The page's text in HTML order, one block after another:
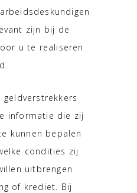
zijn bij de
u te realiseren
geldverstrekkers
informatie die zij
kunnen bepalen
condities zij
uitbrengen
of krediet. Bij